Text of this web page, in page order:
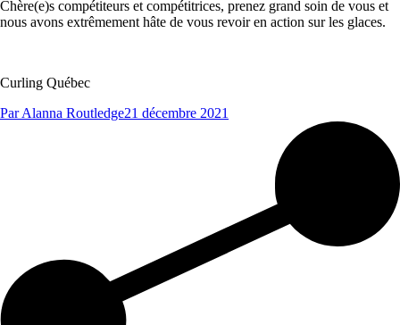
Chère(e)s compétiteurs et compétitrices, prenez grand soin de vous et
nous avons extrêmement hâte de vous revoir en action sur les glaces.
Curling Québec
ParAlanna Routledge21 décembre 2021